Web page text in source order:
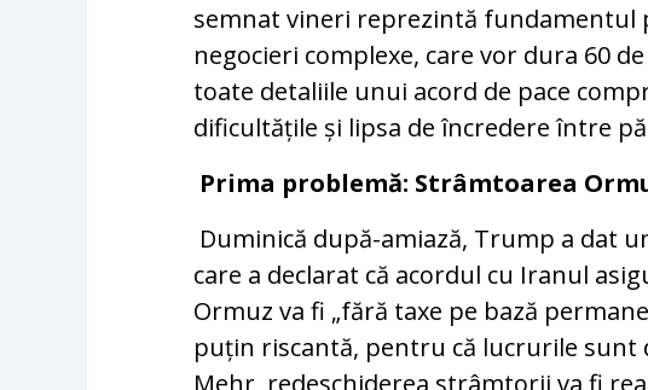
semnat vineri reprezintă fundamentul
negocieri complexe, care vor dura 60
toate detaliile unui acord de pace
dificultățile și lipsa de încredere între
Prima problemă: Strâmtoarea
Duminică după-amiază, Trump a dat
care a declarat că acordul cu Iranul
Ormuz va fi „fără taxe pe bază
puțin riscantă, pentru că lucrurile sunt
Mehr, redeschiderea strâmtorii va fi